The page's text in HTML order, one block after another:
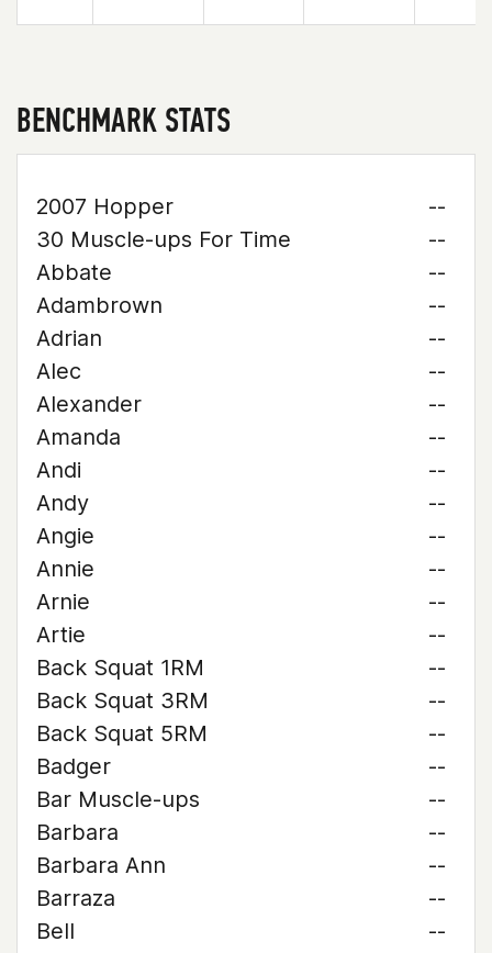
BENCHMARK STATS
2007 Hopper
--
30 Muscle-ups For Time
--
Abbate
--
Adambrown
--
Adrian
--
Alec
--
Alexander
--
Amanda
--
Andi
--
Andy
--
Angie
--
Annie
--
Arnie
--
Artie
--
Back Squat 1RM
--
Back Squat 3RM
--
Back Squat 5RM
--
Badger
--
Bar Muscle-ups
--
Barbara
--
Barbara Ann
--
Barraza
--
Bell
--